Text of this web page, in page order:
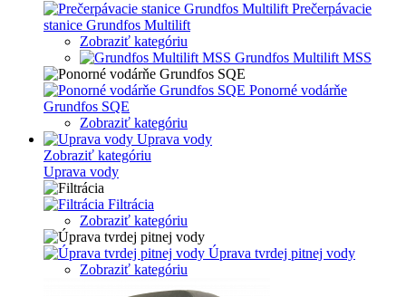
Prečerpávacie
stanice Grundfos Multilift
Zobraziť kategóriu
Grundfos Multilift MSS
Ponorné vodárňe
Grundfos SQE
Zobraziť kategóriu
Uprava vody
Zobraziť kategóriu
Uprava vody
Filtrácia
Zobraziť kategóriu
Úprava tvrdej pitnej vody
Zobraziť kategóriu